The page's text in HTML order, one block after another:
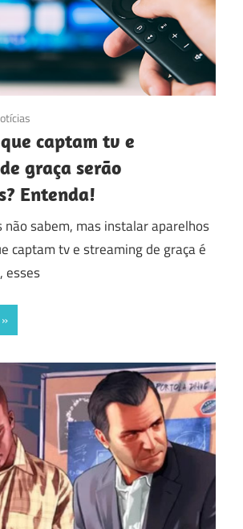
captam tv e
graça serão
Entenda!
não sabem, mas instalar aparelhos
captam tv e streaming de graça é
esses